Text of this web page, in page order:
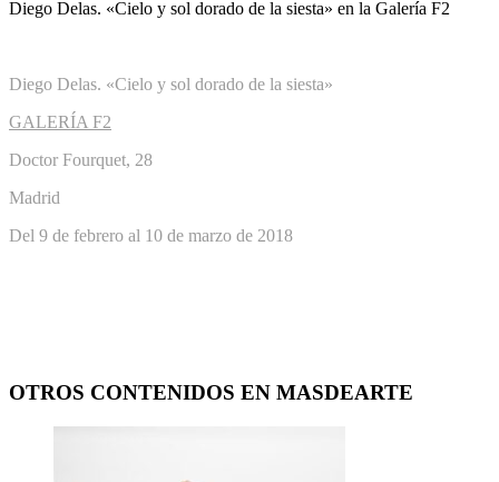
Diego Delas. «Cielo y sol dorado de la siesta» en la Galería F2
Diego Delas. «Cielo y sol dorado de la siesta»
GALERÍA F2
Doctor Fourquet, 28
Madrid
Del 9 de febrero al 10 de marzo de 2018
OTROS CONTENIDOS EN MASDEARTE